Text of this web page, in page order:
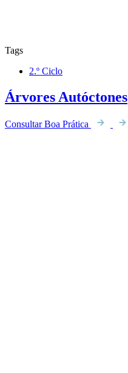
Tags
2.º Ciclo
Árvores Autóctones
Consultar Boa Prática